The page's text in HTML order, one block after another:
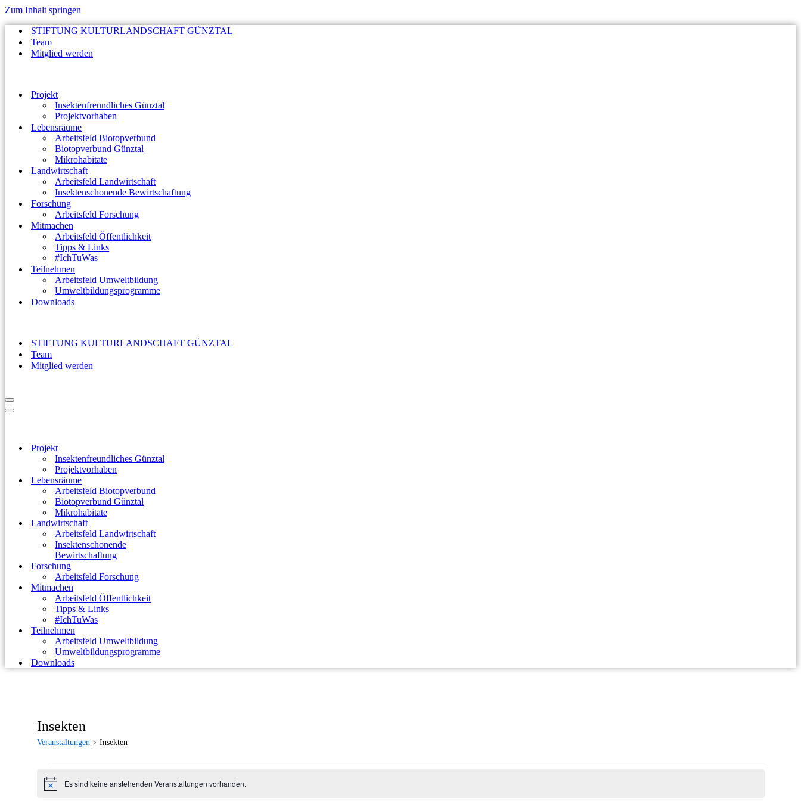
Zum Inhalt springen
STIFTUNG KULTURLANDSCHAFT GÜNZTAL
Team
Mitglied werden
Projekt
Insektenfreundliches Günztal
Projektvorhaben
Lebensräume
Arbeitsfeld Biotopverbund
Biotopverbund Günztal
Mikrohabitate
Landwirtschaft
Arbeitsfeld Landwirtschaft
Insektenschonende Bewirtschaftung
Forschung
Arbeitsfeld Forschung
Mitmachen
Arbeitsfeld Öffentlichkeit
Tipps & Links
#IchTuWas
Teilnehmen
Arbeitsfeld Umweltbildung
Umweltbildungsprogramme
Downloads
STIFTUNG KULTURLANDSCHAFT GÜNZTAL
Team
Mitglied werden
Navigationsmenü
Navigationsmenü
Projekt
Insektenfreundliches Günztal
Projektvorhaben
Lebensräume
Arbeitsfeld Biotopverbund
Biotopverbund Günztal
Mikrohabitate
Landwirtschaft
Arbeitsfeld Landwirtschaft
Insektenschonende
Bewirtschaftung
Forschung
Arbeitsfeld Forschung
Mitmachen
Arbeitsfeld Öffentlichkeit
Tipps & Links
#IchTuWas
Teilnehmen
Arbeitsfeld Umweltbildung
Umweltbildungsprogramme
Downloads
Insekten
Veranstaltungen Insekten
fürHinweisEs sind keine anstehenden Veranstaltungen vorhanden.